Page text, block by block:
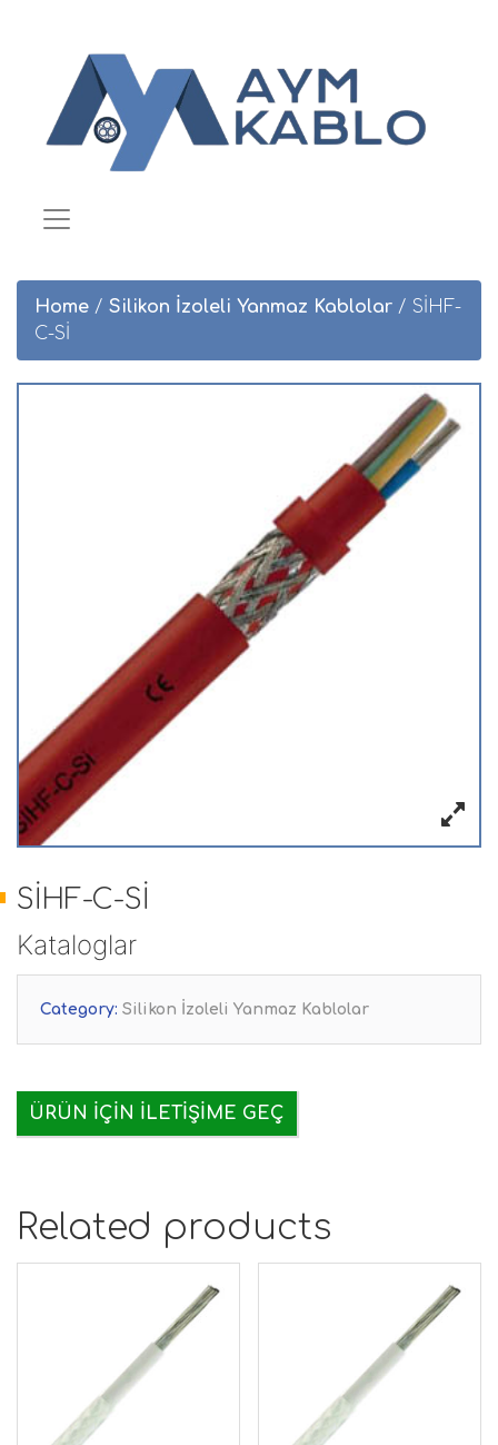
Home / Silikon İzoleli Yanmaz Kablolar / SİHF-
C-Sİ
SİHF-C-Sİ
Kataloglar
Category: Silikon İzoleli Yanmaz Kablolar
ÜRÜN IÇIN İLETIŞIME GEÇ
Related products